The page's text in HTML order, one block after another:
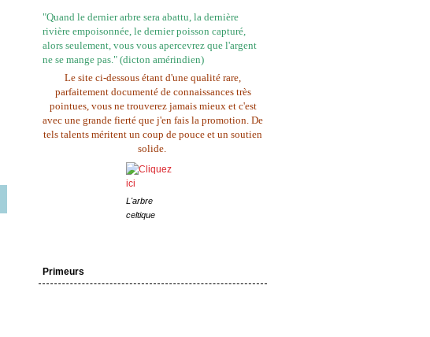
"Quand le dernier arbre sera abattu, la dernière
rivière empoisonnée, le dernier poisson capturé,
alors seulement, vous vous apercevrez que l'argent
ne se mange pas." (dicton amérindien)
Le site ci-dessous étant d'une qualité rare,
parfaitement documenté de connaissances très
pointues, vous ne trouverez jamais mieux et c'est
avec une grande fierté que j'en fais la promotion. De
tels talents méritent un coup de pouce et un soutien
solide.
L'arbre
celtique
Primeurs